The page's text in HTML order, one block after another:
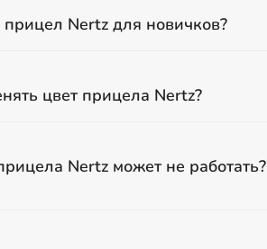
Nertz для новичков?
цвет прицела Nertz?
Nertz может не работать?